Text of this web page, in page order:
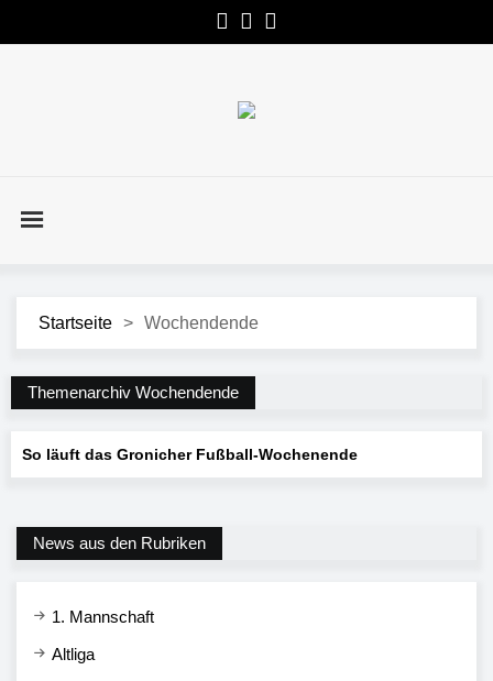
Startseite > Wochendende
Themenarchiv Wochendende
So läuft das Gronicher Fußball-Wochenende
News aus den Rubriken
1. Mannschaft
Altliga